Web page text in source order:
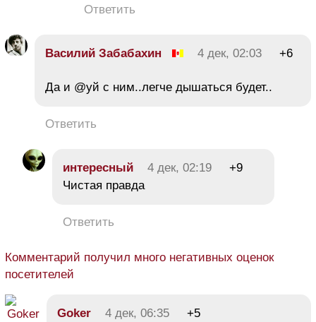
Ответить
Василий Забабахин 4 дек, 02:03 +6
Да и @уй с ним..легче дышаться будет..
Ответить
интересный 4 дек, 02:19
+9
Чистая правда
Ответить
Комментарий получил много негативных оценок
посетителей
Goker 4 дек, 06:35
+5